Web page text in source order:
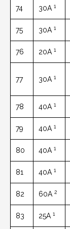
74 30A 1
75 30A 1
76 20A 1
77 30A 1
78 40A 1
79 40A 1
80 40A 1
81 40A 1
82 60A 2
83 25A 1